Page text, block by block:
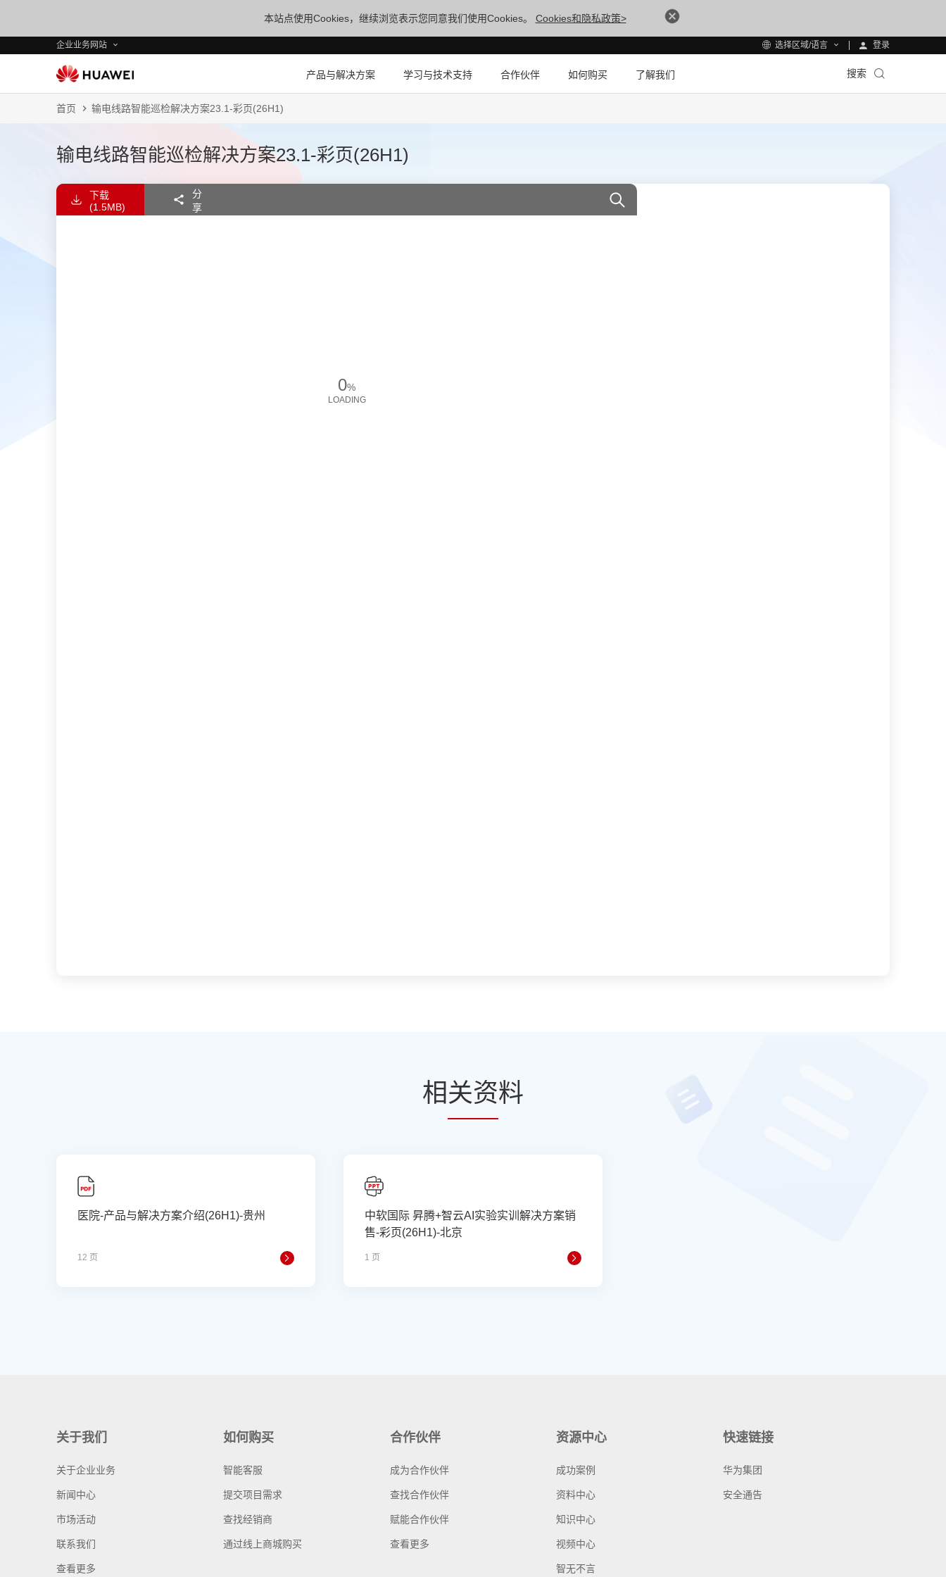
本站点使用Cookies，继续浏览表示您同意我们使用Cookies。 Cookies和隐私政策>
企业业务网站 选择区域/语言 登录
产品与解决方案 学习与技术支持 合作伙伴 如何购买 了解我们 搜索
首页 输电线路智能巡检解决方案23.1-彩页(26H1)
输电线路智能巡检解决方案23.1-彩页(26H1)
下载
(1.5MB)
分
享
0%
LOADING
相关资料
医院-产品与解决方案介绍(26H1)-贵州
12 页
中软国际 昇腾+智云AI实验实训解决方案销
售-彩页(26H1)-北京
1 页
关于我们
关于企业业务
新闻中心
市场活动
联系我们
查看更多
如何购买
智能客服
提交项目需求
查找经销商
通过线上商城购买
合作伙伴
成为合作伙伴
查找合作伙伴
赋能合作伙伴
查看更多
资源中心
成功案例
资料中心
知识中心
视频中心
智无不言
快速链接
华为集团
安全通告